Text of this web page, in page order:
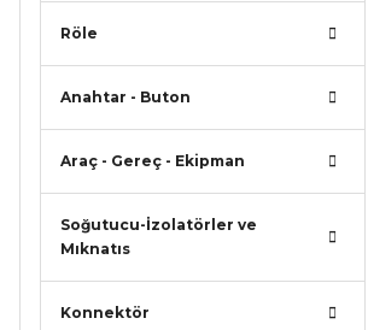
Röle
Anahtar - Buton
Araç - Gereç - Ekipman
Soğutucu-İzolatörler ve
Mıknatıs
Konnektör